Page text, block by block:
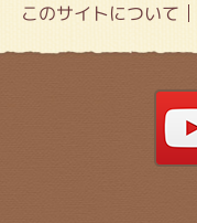
このサイトについて